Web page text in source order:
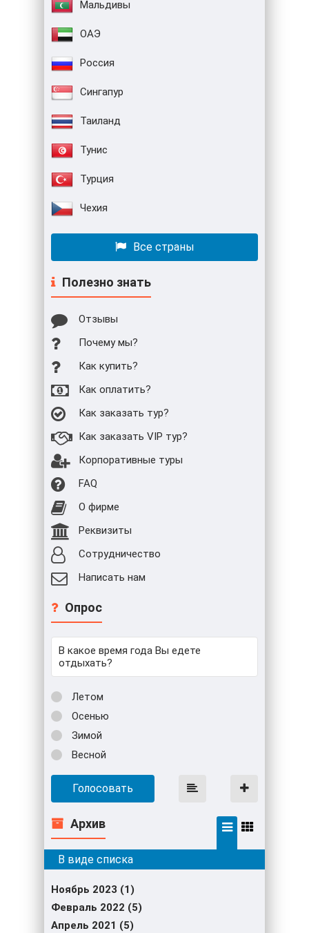
Мальдивы
ОАЭ
Россия
Сингапур
Таиланд
Тунис
Турция
Чехия
Все страны
Полезно знать
Отзывы
Почему мы?
Как купить?
Как оплатить?
Как заказать тур?
Как заказать VIP тур?
Корпоративные туры
FAQ
О фирме
Реквизиты
Сотрудничество
Написать нам
Опрос
В какое время года Вы едете
отдыхать?
Летом
Осенью
Зимой
Весной
Голосовать
Архив
Ноябрь 2023 (1)
Февраль 2022 (5)
Апрель 2021 (5)